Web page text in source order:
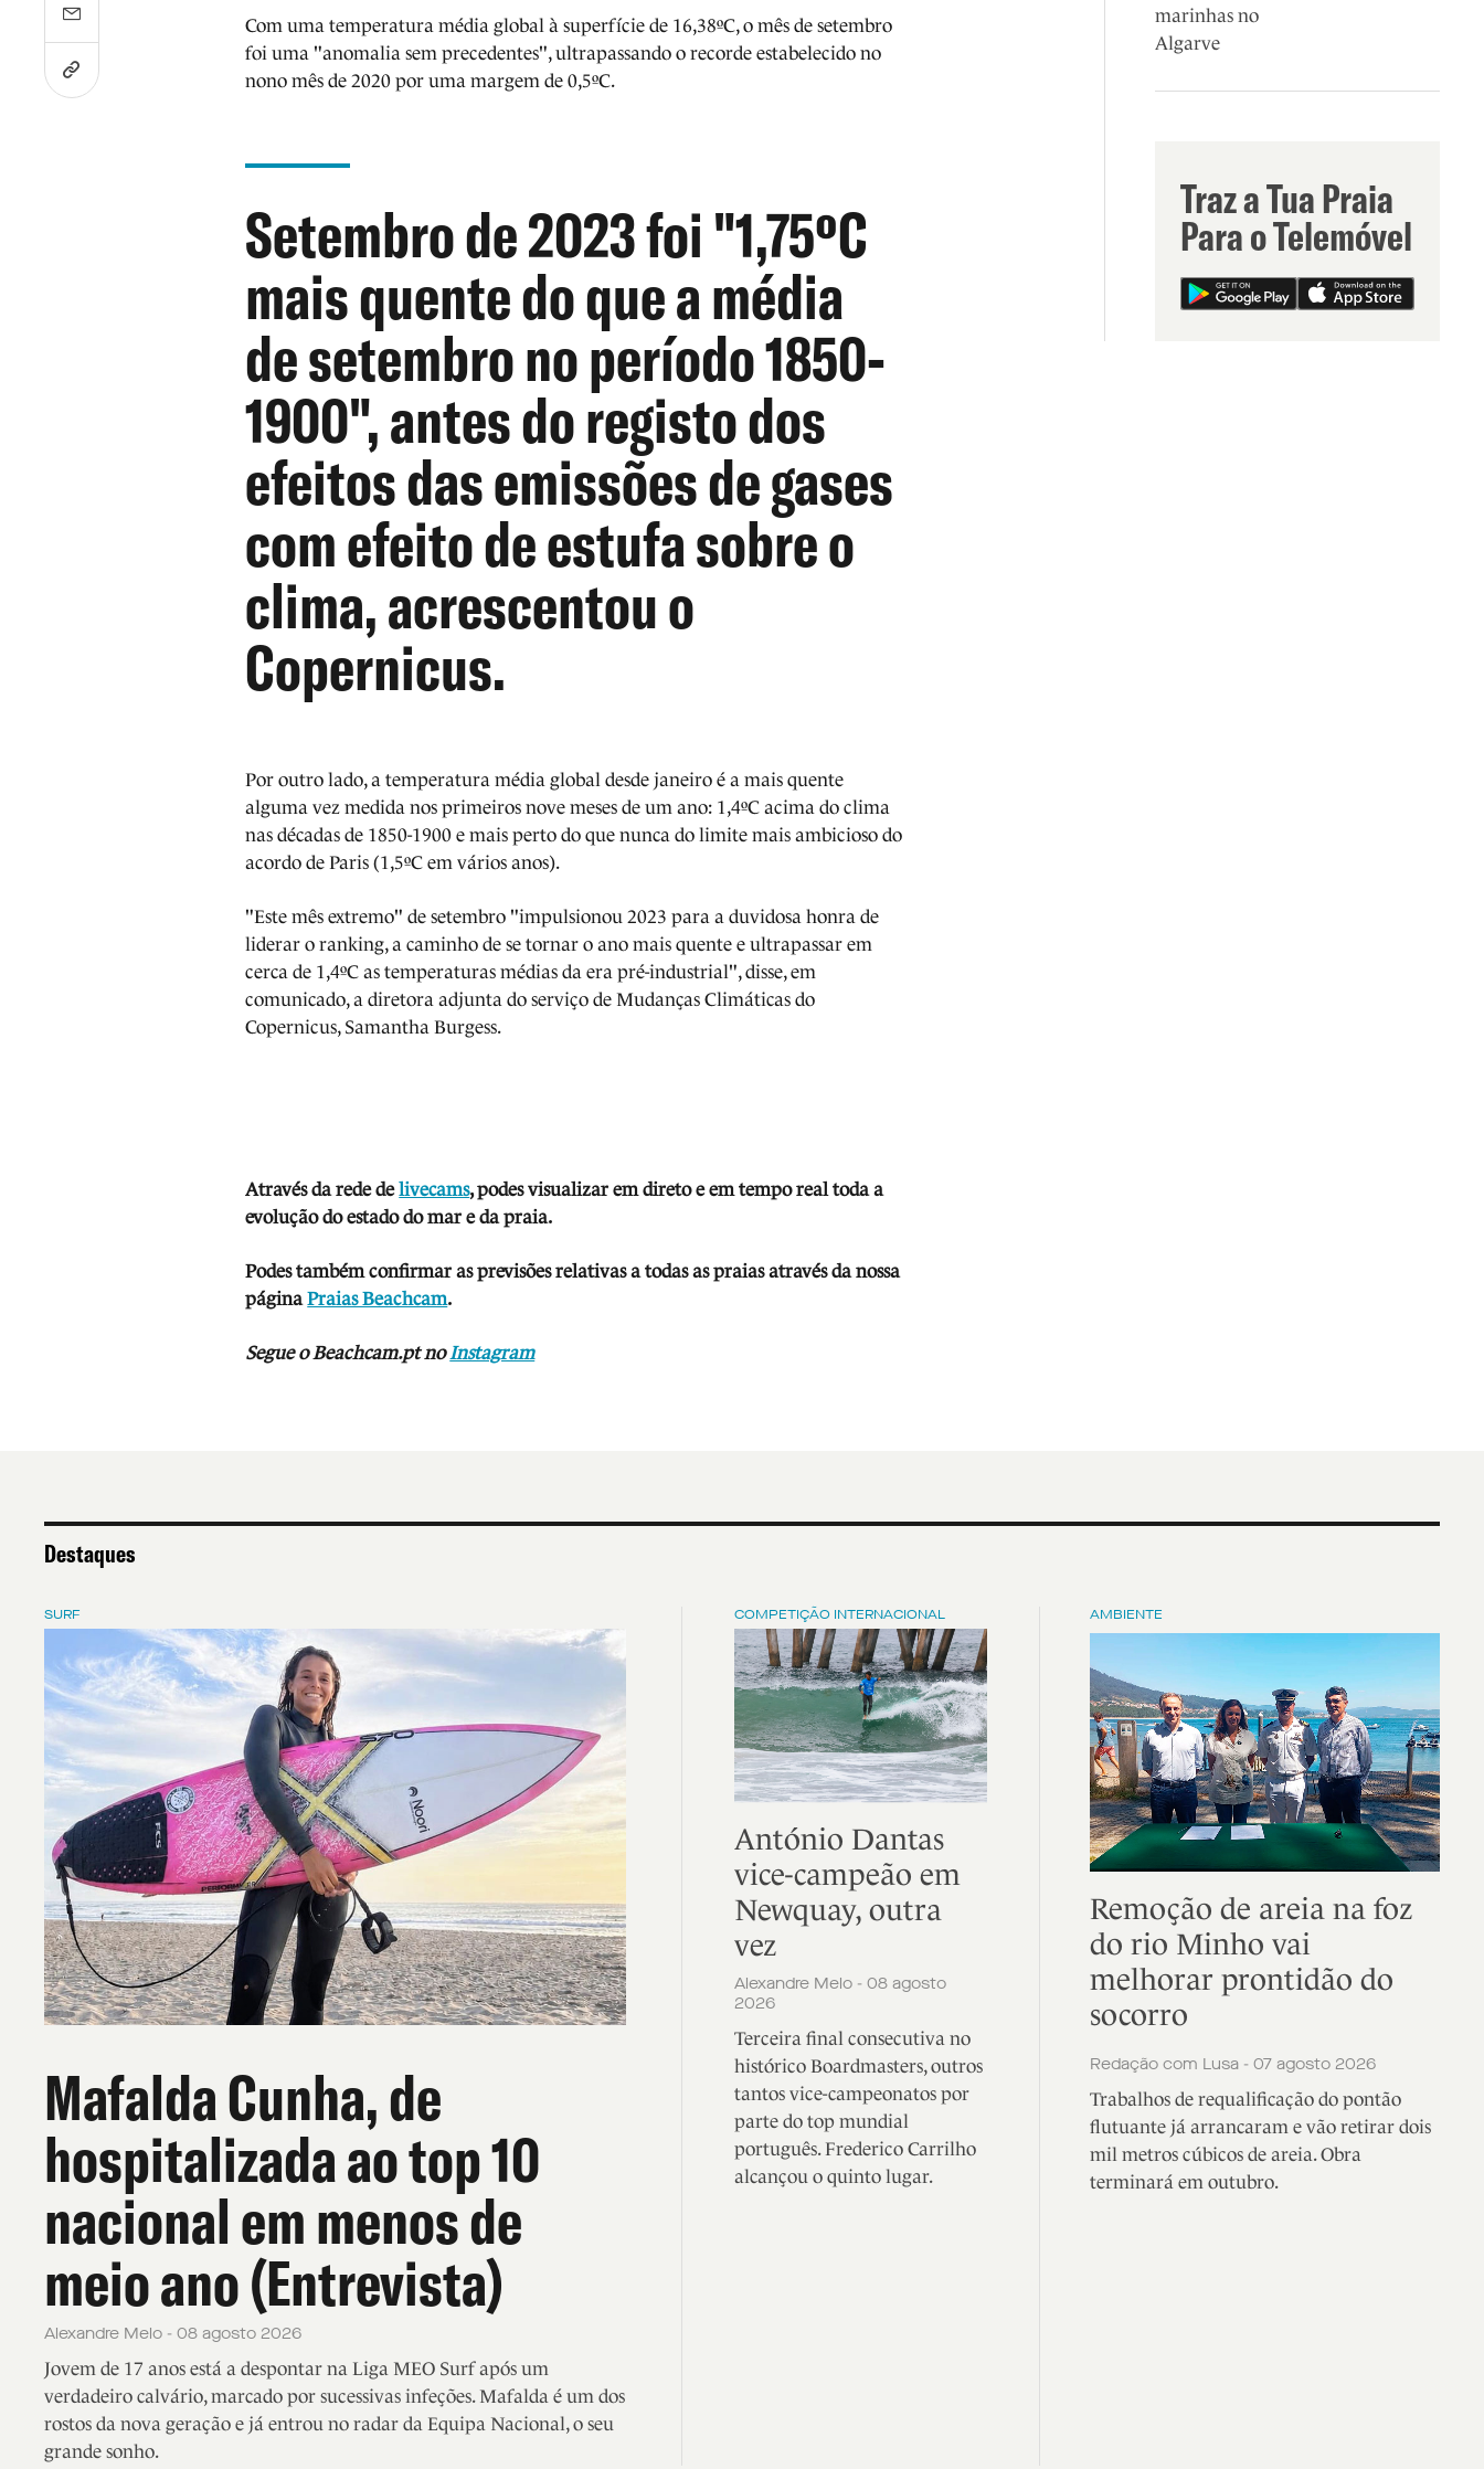
Com uma temperatura média global à superfície de 16,38ºC, o mês de setembro
foi uma "anomalia sem precedentes", ultrapassando o recorde estabelecido no
nono mês de 2020 por uma margem de 0,5ºC.
Setembro de 2023 foi "1,75ºC
mais quente do que a média
de setembro no período 1850-
1900", antes do registo dos
efeitos das emissões de gases
com efeito de estufa sobre o
clima, acrescentou o
Copernicus.
Por outro lado, a temperatura média global desde janeiro é a mais quente
alguma vez medida nos primeiros nove meses de um ano: 1,4ºC acima do clima
nas décadas de 1850-1900 e mais perto do que nunca do limite mais ambicioso do
acordo de Paris (1,5ºC em vários anos).
"Este mês extremo" de setembro "impulsionou 2023 para a duvidosa honra de
liderar o ranking, a caminho de se tornar o ano mais quente e ultrapassar em
cerca de 1,4ºC as temperaturas médias da era pré-industrial", disse, em
comunicado, a diretora adjunta do serviço de Mudanças Climáticas do
Copernicus, Samantha Burgess.
Através da rede delivecams, podes visualizar em direto e em tempo real toda a
evolução do estado do mar e da praia.
Podes também confirmar as previsões relativas a todas as praias através da nossa
páginaPraias Beachcam.
Segue o Beachcam.pt no Instagram
marinhas no
Algarve
Traz a Tua Praia
Para o Telemóvel
Destaques
SURF
Mafalda Cunha, de
hospitalizada ao top 10
nacional em menos de
meio ano (Entrevista)
Alexandre Melo - 08 agosto 2026
Jovem de 17 anos está a despontar na Liga MEO Surf após um
verdadeiro calvário, marcado por sucessivas infeções. Mafalda é um dos
rostos da nova geração e já entrou no radar da Equipa Nacional, o seu
grande sonho.
COMPETIÇÃO INTERNACIONAL
António Dantas
vice-campeão em
Newquay, outra
vez
Alexandre Melo - 08 agosto
2026
Terceira final consecutiva no
histórico Boardmasters, outros
tantos vice-campeonatos por
parte do top mundial
português. Frederico Carrilho
alcançou o quinto lugar.
AMBIENTE
Remoção de areia na foz
do rio Minho vai
melhorar prontidão do
socorro
Redação com Lusa - 07 agosto 2026
Trabalhos de requalificação do pontão
flutuante já arrancaram e vão retirar dois
mil metros cúbicos de areia. Obra
terminará em outubro.